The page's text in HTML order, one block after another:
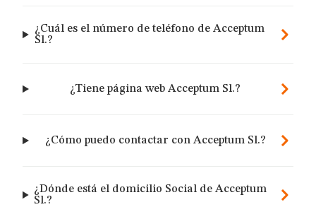
¿Cuál es el número de teléfono de Acceptum
Sl.?
¿Tiene página web Acceptum Sl.?
¿Cómo puedo contactar con Acceptum Sl.?
¿Dónde está el domicilio Social de Acceptum
Sl.?